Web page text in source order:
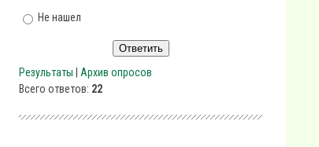
Не нашел
Результаты
Архив опросов
Всего ответов: 22